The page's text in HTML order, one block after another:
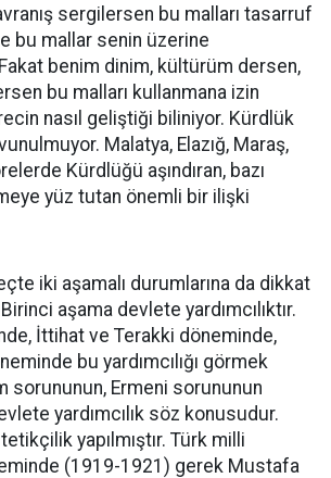
sergilersen bu malları tasarruf
bu mallar senin üzerine
benim dinim, kültürüm dersen,
bu malları kullanmana izin
nasıl geliştiği biliniyor. Kürdlük
Malatya, Elazığ, Maraş,
Kürdlüğü aşındıran, bazı
yüz tutan önemli bir ilişki
iki aşamalı durumlarına da dikkat
aşama devlete yardımcılıktır.
İttihat ve Terakki döneminde,
bu yardımcılığı görmek
sorununun, Ermeni sorununun
yardımcılık söz konusudur.
yapılmıştır. Türk milli
(1919-1921) gerek Mustafa